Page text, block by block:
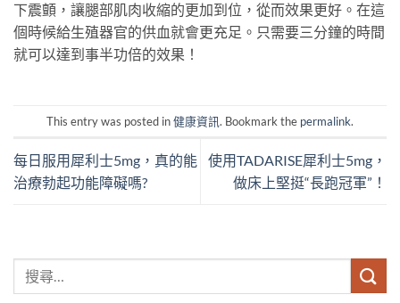
下震顫，讓腿部肌肉收縮的更加到位，從而效果更好。在這
個時候給生殖器官的供血就會更充足。只需要三分鐘的時間
就可以達到事半功倍的效果！
This entry was posted in健康資訊. Bookmark the permalink.
每日服用犀利士5mg，真的能
治療勃起功能障礙嗎?
使用TADARISE犀利士5mg，
做床上堅挺“長跑冠軍”！